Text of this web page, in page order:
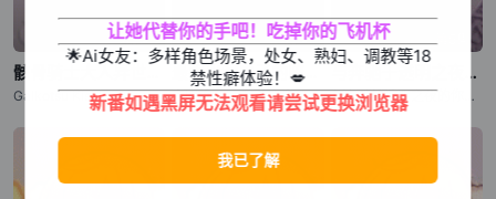
第5集
Gaikotsu Kishi-sama, Tadaima Isekai e Odekake-chuu Season 2 / Skeleton Knight in Another World Season 2
第5集
最强出涸皇子的暗跃帝位争夺
内田雄马,戸谷菊之介,石见舞菜香,内田真礼,本渡枫,田丸篤志,竹内良太,斎贺みつき,井上和彦,桑原由気,田中正彦
第5集
与奔驰于透明之夜的你，谈一场看不见的恋爱。
与奔驰於透明之夜的你，谈一场看不见的恋爱。
让她代替你的手吧！吃掉你的飞机杯
🌟Ai女友：多样角色场景，处女、熟妇、调教等18
禁性癖体验！💋
新番如遇黑屏无法观看请尝试更换浏览器